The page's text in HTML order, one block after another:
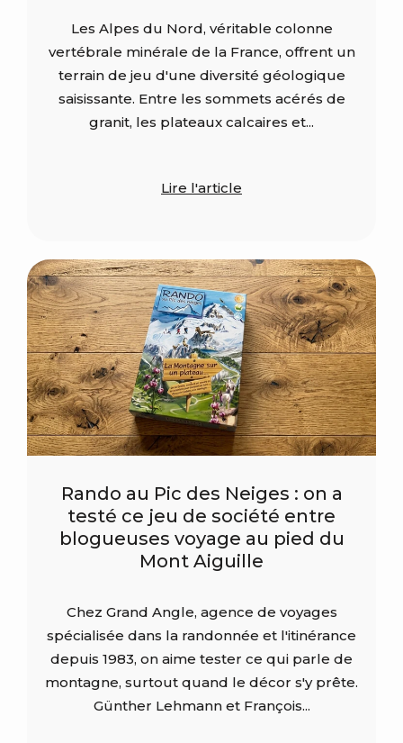
Les Alpes du Nord, véritable colonne
vertébrale minérale de la France, offrent un
terrain de jeu d'une diversité géologique
saisissante. Entre les sommets acérés de
granit, les plateaux calcaires et...
Lire l'article
Rando au Pic des Neiges : on a
testé ce jeu de société entre
blogueuses voyage au pied du
Mont Aiguille
Chez Grand Angle, agence de voyages
spécialisée dans la randonnée et l'itinérance
depuis 1983, on aime tester ce qui parle de
montagne, surtout quand le décor s'y prête.
Günther Lehmann et François...